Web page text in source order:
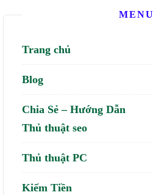
MENU
Trang chủ
Blog
Chia Sẻ – Hướng Dẫn
Thủ thuật seo
Thủ thuật PC
Kiếm Tiền